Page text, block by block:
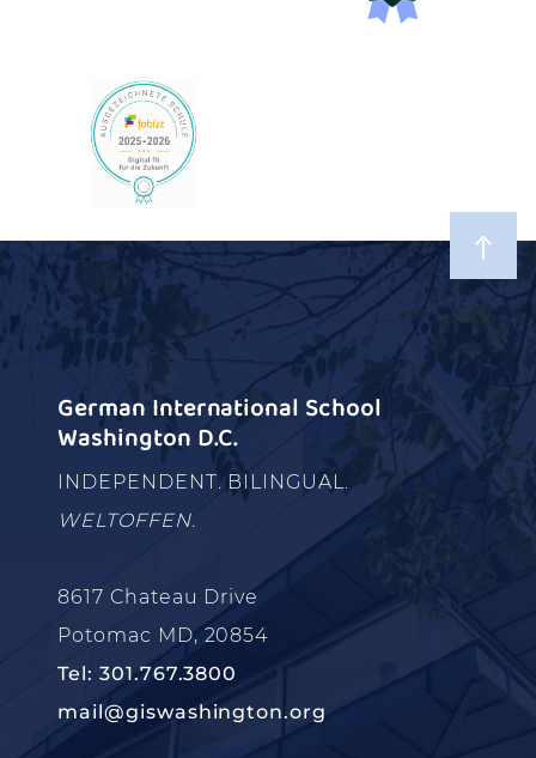
German International School
Washington D.C.
INDEPENDENT. BILINGUAL.
WELTOFFEN.
8617 Chateau Drive
Potomac MD, 20854
Tel: 301.767.3800
mail@giswashington.org